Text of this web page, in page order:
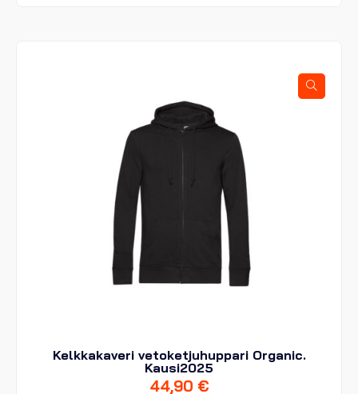
Kelkkakaveri vetoketjuhuppari Organic.
Kausi2025
44,90 €